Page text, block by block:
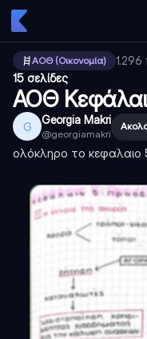
ΑΟΘ (Οικονομία) 1.296
15 σελίδες
ΑΟΘ
G Georgia Makri
@georgiamakri
ολόκληρο το κεφαλαιο